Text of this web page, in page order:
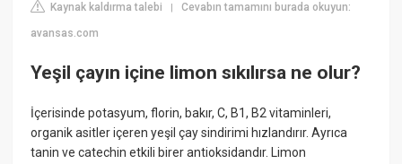
Kaynak kaldırma talebi |Cevabın tamamını burada okuyun:
avansas.com
Yeşil çayın içine limon sıkılırsa ne olur?
İçerisinde potasyum, florin, bakır, C, B1, B2 vitaminleri,
organik asitler içeren yeşil çay sindirimi hızlandırır. Ayrıca
tanin ve catechin etkili birer antioksidandır. Limon